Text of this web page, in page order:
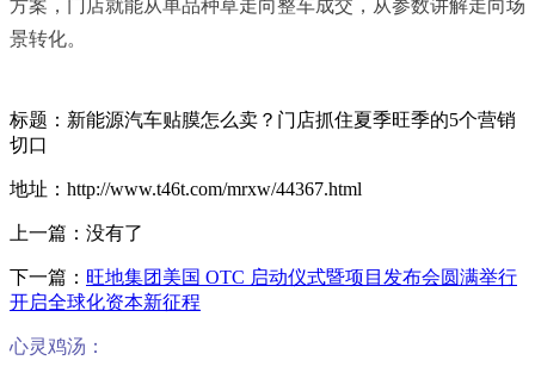
方案，门店就能从单品种草走向整车成交，从参数讲解走向场
景转化。
标题：新能源汽车贴膜怎么卖？门店抓住夏季旺季的5个营销
切口
地址：http://www.t46t.com/mrxw/44367.html
上一篇：没有了
下一篇： 旺地集团美国 OTC 启动仪式暨项目发布会圆满举行
开启全球化资本新征程
心灵鸡汤：